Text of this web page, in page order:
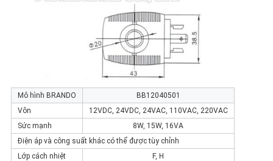
Mô hình BRANDO
BB12040501
Vôn
12VDC, 24VDC, 24VAC, 110VAC, 220VAC
Sức mạnh
8W, 15W, 16VA
Điện áp và công suất khác có thể được tùy chỉnh
Lớp cách nhiệt
F, H